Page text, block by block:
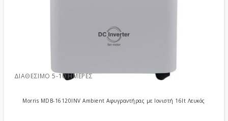
ΔΙΑΘΈΣΙΜΟ 5-10 ΗΜΈΡΕΣ
Morris MDB-16120INV Ambient Αφυγραντήρας με Ιονιστή 16lt Λευκός